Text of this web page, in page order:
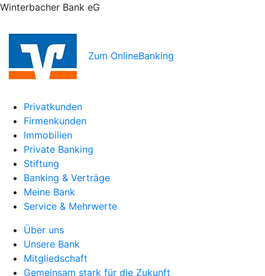
Winterbacher Bank eG
Zum OnlineBanking
Privatkunden
Firmenkunden
Immobilien
Private Banking
Stiftung
Banking & Verträge
Meine Bank
Service & Mehrwerte
Über uns
Unsere Bank
Mitgliedschaft
Gemeinsam stark für die Zukunft